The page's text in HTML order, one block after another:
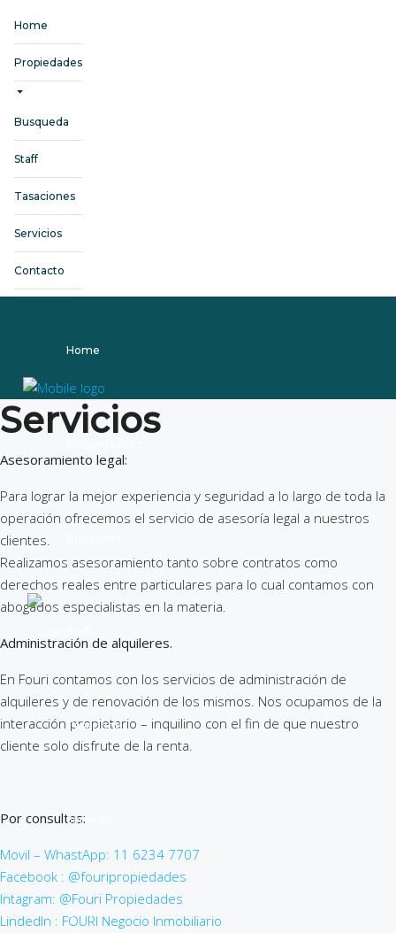
Home
Propiedades
Busqueda
Staff
Tasaciones
Servicios
Contacto
Home
Tasaciones
Servicios
Contacto
Servicios
Asesoramiento legal:
Para lograr la mejor experiencia y seguridad a lo largo de toda la
operación ofrecemos el servicio de asesoría legal a nuestros
clientes.
Realizamos asesoramiento tanto sobre contratos como
derechos reales entre particulares para lo cual contamos con
abogados especialistas en la materia.
Administración de alquileres.
En Fouri contamos con los servicios de administración de
alquileres y de renovación de los mismos. Nos ocupamos de la
interacción propietario – inquilino con el fin de que nuestro
cliente solo disfrute de la renta.
Por consultas:
Movil – WhastApp: 11 6234 7707
Facebook : @fouripropiedades
Intagram: @Fouri Propiedades
LindedIn : FOURI Negocio Inmobiliario